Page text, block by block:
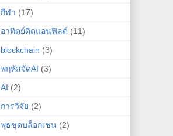
กีฬา (17)
อาทิตย์ติดแอนฟิลด์ (11)
blockchain (3)
พฤหัสจัดAI (3)
AI (2)
การวิจัย (2)
พุธขุดบล็อกเชน (2)